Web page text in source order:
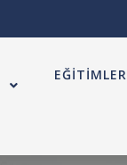
EĞİTİMLER